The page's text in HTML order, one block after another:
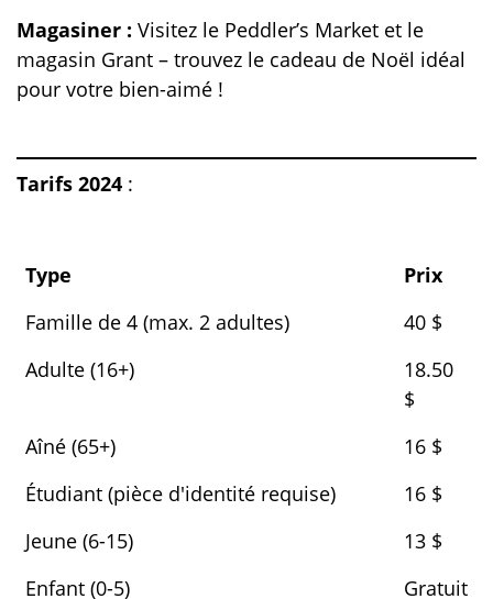
Magasiner : Visitez le Peddler’s Market et le
magasin Grant – trouvez le cadeau de Noël idéal
pour votre bien-aimé !
Tarifs 2024 :
Type
Prix
Famille de 4 (max. 2 adultes)
40 $
Adulte (16+)
18.50
$
Aîné (65+)
16 $
Étudiant (pièce d'identité requise)
16 $
Jeune (6-15)
13 $
Enfant (0-5)
Gratuit